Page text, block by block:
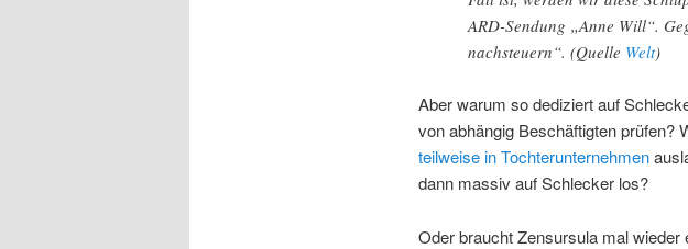
ARD-Sendung „Anne Will“.
nachsteuern“. (Quelle Welt)
Aber warum so dediziert auf
von abhängig Beschäftigten prüfen?
teilweise in Tochterunternehmen
dann massiv auf Schlecker los?
Oder braucht Zensursula mal